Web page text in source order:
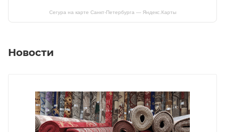
Сегура на карте Санкт‑Петербурга — Яндекс.Карты
Новости